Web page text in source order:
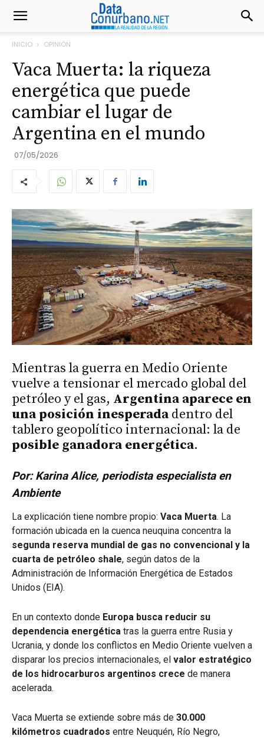
INICIO OPINIÓN
Vaca Muerta: la riqueza
energética que puede
cambiar el lugar de
Argentina en el mundo
07/05/2026
Mientras la guerra en Medio Oriente
vuelve a tensionar el mercado global del
petróleo y el gas, Argentina aparece en
una posición inesperadadentro del
tablero geopolítico internacional: la de
posible ganadora energética.
Por: Karina Alice, periodista especialista en
Ambiente
La explicación tiene nombre propio: Vaca Muerta. La
formación ubicada en la cuenca neuquina concentra la
segunda reserva mundial de gas no convencional y la
cuarta de petróleo shale, según datos de la
Administración de Información Energética de Estados
Unidos (EIA).
En un contexto donde Europa busca reducir su
dependencia energética tras la guerra entre Rusia y
Ucrania, y donde los conflictos en Medio Oriente vuelven a
disparar los precios internacionales, el valor estratégico
de los hidrocarburos argentinos crece de manera
acelerada.
Vaca Muerta se extiende sobre más de 30.000
kilómetros cuadrados entre Neuquén, Río Negro,